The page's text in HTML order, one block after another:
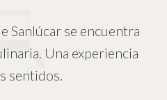
Sanlúcar se encuentra
Una experiencia
sentidos.